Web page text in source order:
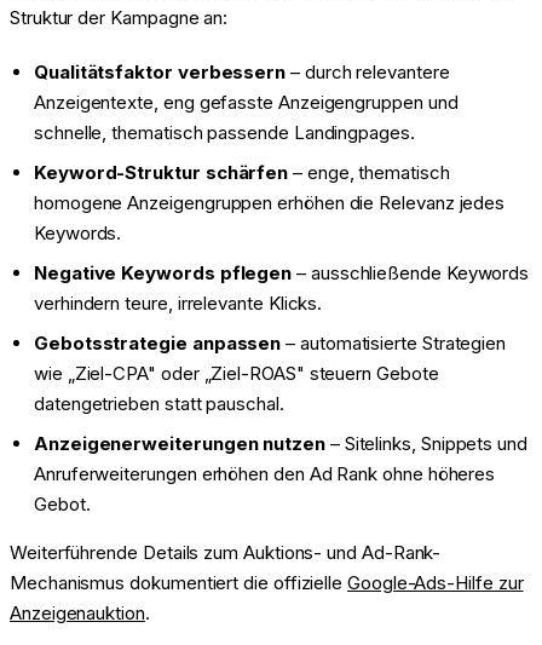
Struktur der Kampagne an:
Qualitätsfaktor verbessern – durch relevantere
Anzeigentexte, eng gefasste Anzeigengruppen und
schnelle, thematisch passende Landingpages.
Keyword-Struktur schärfen – enge, thematisch
homogene Anzeigengruppen erhöhen die Relevanz jedes
Keywords.
Negative Keywords pflegen – ausschließende Keywords
verhindern teure, irrelevante Klicks.
Gebotsstrategie anpassen – automatisierte Strategien
wie „Ziel-CPA" oder „Ziel-ROAS" steuern Gebote
datengetrieben statt pauschal.
Anzeigenerweiterungen nutzen– Sitelinks, Snippets und
Anruferweiterungen erhöhen den Ad Rank ohne höheres
Gebot.
Weiterführende Details zum Auktions- und Ad-Rank-
Mechanismus dokumentiert die offizielleGoogle-Ads-Hilfe zur
Anzeigenauktion.